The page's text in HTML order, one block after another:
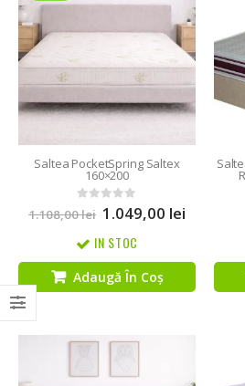
Saltea PocketSpring Saltex
160×200
0out of 5
1.108,00lei 1.049,00 lei
IN STOC
Adaugă În Coș